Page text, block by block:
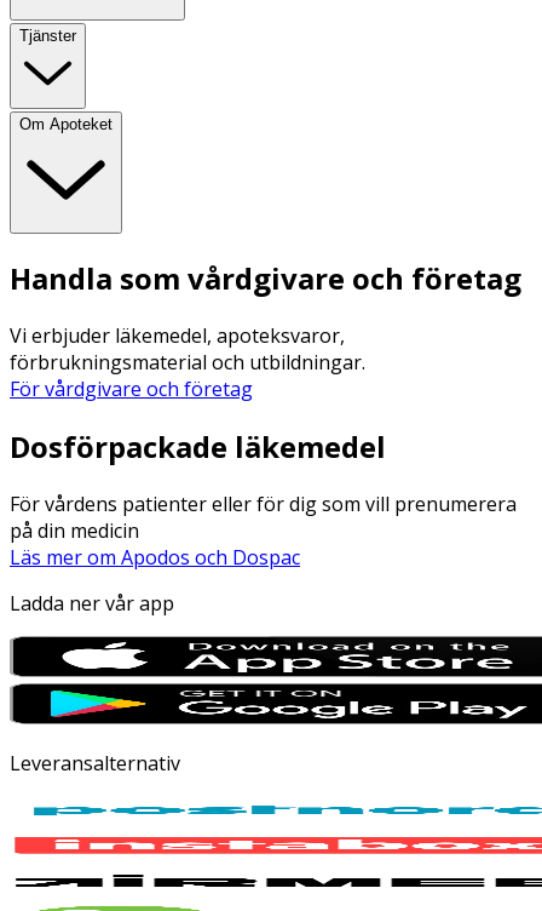
Tjänster
Om Apoteket
Handla som vårdgivare och företag
Vi erbjuder läkemedel, apoteksvaror,
förbrukningsmaterial och utbildningar.
För vårdgivare och företag
Dosförpackade läkemedel
För vårdens patienter eller för dig som vill prenumerera
på din medicin
Läs mer om Apodos och Dospac
Ladda ner vår app
Leveransalternativ